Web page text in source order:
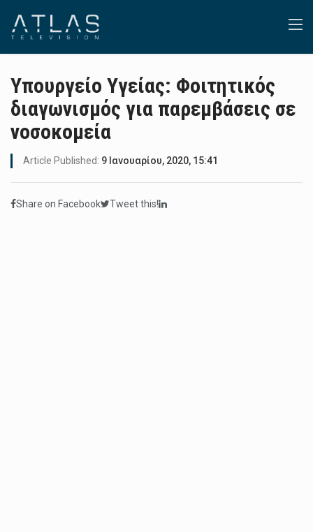
Υπουργείο Υγείας: Φοιτητικός
διαγωνισμός για παρεμβάσεις σε
νοσοκομεία
Article Published: 9 Ιανουαρίου, 2020, 15:41
Share on Facebook Tweet this!